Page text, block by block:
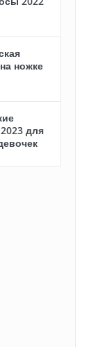
ножке
для